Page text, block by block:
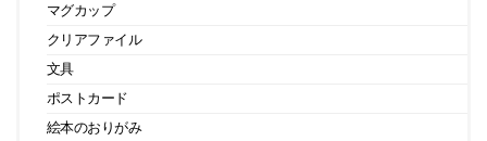
マグカップ
クリアファイル
文具
ポストカード
絵本のおりがみ